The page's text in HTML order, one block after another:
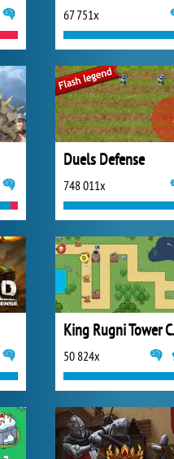
67 751x
Duels Defense
748 011x
King
50 824x